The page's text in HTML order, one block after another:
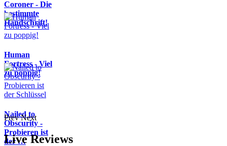
Coroner - Die
bestimmte
Handschrift!
Human
Fortress - Viel
zu poppig!
Nailed to
Obscurity -
Probieren ist
der …
Prev Next
Live Reviews